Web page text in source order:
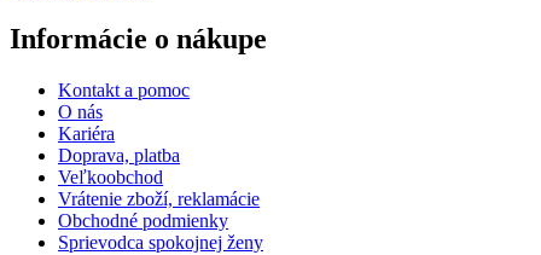
Informácie o nákupe
Kontakt a pomoc
O nás
Kariéra
Doprava, platba
Veľkoobchod
Vrátenie zboží, reklamácie
Obchodné podmienky
Sprievodca spokojnej ženy